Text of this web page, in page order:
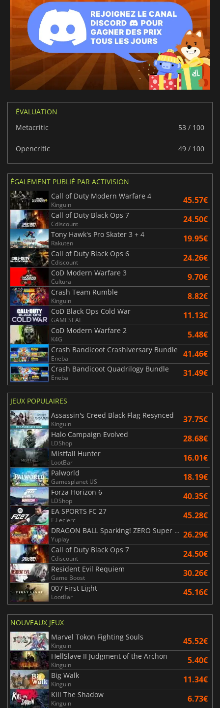
ÉVALUATION
Metacritic
53 / 100
Opencritic 49 / 100
ÉGALEMENT PUBLIÉ PAR ACTIVISION
Call of Duty Modern Warfare 4
Kinguin 45.57€
Call of Duty Black Ops 7
Cdiscount 24.50€
Tony Hawk's Pro Skater 3 + 4
Rakuten 19.95€
Call of Duty Black Ops 6
Cdiscount 24.26€
CoD Modern Warfare 3
Cultura 9.70€
Crash Team Rumble
Kinguin 8.82€
CoD Black Ops Cold War
GAMESEAL 11.13€
CoD Modern Warfare 2
K4G 5.48€
Crash Bandicoot Crashiversary Bundle
Eneba 41.46€
Crash Bandicoot Quadrilogy Bundle
Eneba 31.49€
JEUX POPULAIRES
Assassin's Creed Black Flag Resynced
Kinguin 37.75€
Halo Campaign Evolved
LDShop 28.68€
Mistfall Hunter
LootBar 16.01€
Palworld
Gamesplanet US 18.19€
Forza Horizon 6
LDShop 40.35€
EA SPORTS FC 27
E.Leclerc 45.28€
DRAGON BALL Sparking! ZERO Super Limit Breaking NEO
Yuplay 26.29€
Call of Duty Black Ops 7
Cdiscount 24.50€
Resident Evil Requiem
Game Boost 30.26€
007 First Light
LootBar 45.16€
NOUVEAUX JEUX
Marvel Tokon Fighting Souls
Kinguin 45.52€
HellSlave II Judgment of the Archon
Kinguin 5.40€
Big Walk
Kinguin 11.34€
Kill The Shadow
Kinguin 6.73€